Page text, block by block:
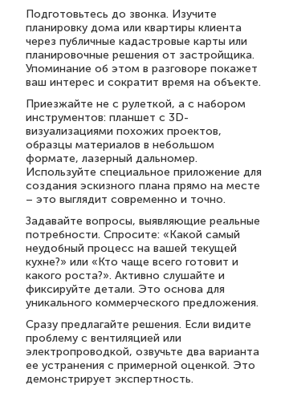
Подготовьтесь до звонка. Изучите
планировку дома или квартиры клиента
через публичные кадастровые карты или
планировочные решения от застройщика.
Упоминание об этом в разговоре покажет
ваш интерес и сократит время на объекте.
Приезжайте не с рулеткой, а с набором
инструментов: планшет с 3D-
визуализациями похожих проектов,
образцы материалов в небольшом
формате, лазерный дальномер.
Используйте специальное приложение для
создания эскизного плана прямо на месте
– это выглядит современно и точно.
Задавайте вопросы, выявляющие реальные
потребности. Спросите: «Какой самый
неудобный процесс на вашей текущей
кухне?» или «Кто чаще всего готовит и
какого роста?». Активно слушайте и
фиксируйте детали. Это основа для
уникального коммерческого предложения.
Сразу предлагайте решения. Если видите
проблему с вентиляцией или
электропроводкой, озвучьте два варианта
ее устранения с примерной оценкой. Это
демонстрирует экспертность.